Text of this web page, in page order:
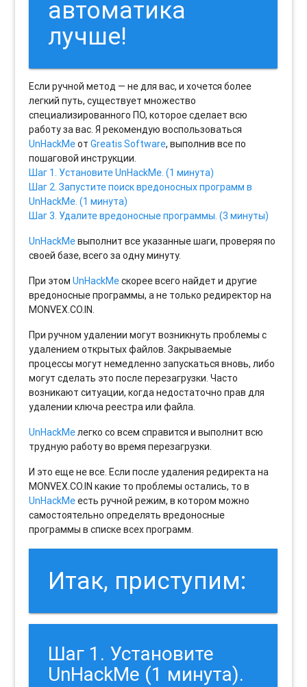
автоматика
лучше!
Если ручной метод — не для вас, и хочется более
легкий путь, существует множество
специализированного ПО, которое сделает всю
работу за вас. Я рекомендую воспользоваться
UnHackMeотGreatis Software, выполнив все по
пошаговой инструкции.
Шаг 1. Установите UnHackMe. (1 минута)
Шаг 2. Запустите поиск вредоносных программ в
UnHackMe. (1 минута)
Шаг 3. Удалите вредоносные программы. (3 минуты)
UnHackMeвыполнит все указанные шаги, проверяя по
своей базе, всего за одну минуту.
При этомUnHackMeскорее всего найдет и другие
вредоносные программы, а не только редиректор на
MONVEX.CO.IN.
При ручном удалении могут возникнуть проблемы с
удалением открытых файлов. Закрываемые
процессы могут немедленно запускаться вновь, либо
могут сделать это после перезагрузки. Часто
возникают ситуации, когда недостаточно прав для
удалении ключа реестра или файла.
UnHackMeлегко со всем справится и выполнит всю
трудную работу во время перезагрузки.
И это еще не все. Если после удаления редиректа на
MONVEX.CO.IN какие то проблемы остались, то в
UnHackMeесть ручной режим, в котором можно
самостоятельно определять вредоносные
программы в списке всех программ.
Итак, приступим:
Шаг 1. Установите
UnHackMe (1 минута).